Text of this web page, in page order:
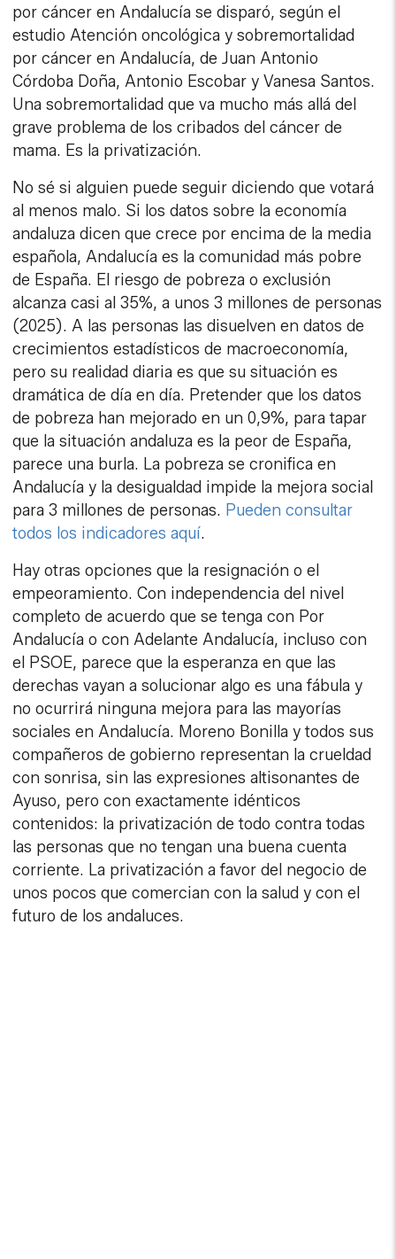
por cáncer en Andalucía se disparó, según el
estudio Atención oncológica y sobremortalidad
por cáncer en Andalucía, de Juan Antonio
Córdoba Doña, Antonio Escobar y Vanesa Santos.
Una sobremortalidad que va mucho más allá del
grave problema de los cribados del cáncer de
mama. Es la privatización.
No sé si alguien puede seguir diciendo que votará
al menos malo. Si los datos sobre la economía
andaluza dicen que crece por encima de la media
española, Andalucía es la comunidad más pobre
de España. El riesgo de pobreza o exclusión
alcanza casi al 35%, a unos 3 millones de personas
(2025). A las personas las disuelven en datos de
crecimientos estadísticos de macroeconomía,
pero su realidad diaria es que su situación es
dramática de día en día. Pretender que los datos
de pobreza han mejorado en un 0,9%, para tapar
que la situación andaluza es la peor de España,
parece una burla. La pobreza se cronifica en
Andalucía y la desigualdad impide la mejora social
para 3 millones de personas. Pueden consultar
todos los indicadores aquí.
Hay otras opciones que la resignación o el
empeoramiento. Con independencia del nivel
completo de acuerdo que se tenga con Por
Andalucía o con Adelante Andalucía, incluso con
el PSOE, parece que la esperanza en que las
derechas vayan a solucionar algo es una fábula y
no ocurrirá ninguna mejora para las mayorías
sociales en Andalucía. Moreno Bonilla y todos sus
compañeros de gobierno representan la crueldad
con sonrisa, sin las expresiones altisonantes de
Ayuso, pero con exactamente idénticos
contenidos: la privatización de todo contra todas
las personas que no tengan una buena cuenta
corriente. La privatización a favor del negocio de
unos pocos que comercian con la salud y con el
futuro de los andaluces.